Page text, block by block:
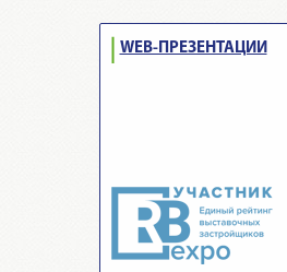
WEB-ПРЕЗЕНТАЦИИ